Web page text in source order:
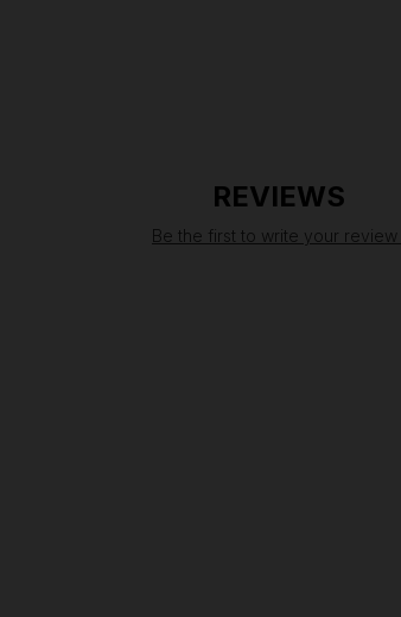
REVIEWS
Be the first to write your review